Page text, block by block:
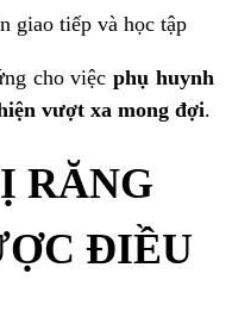
giao tiếp và học tập
cho việcphụ huynh
vượt xa mong đợi.
RĂNG
ĐIỀU